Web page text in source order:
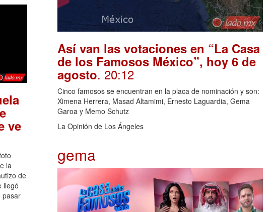
ve
la
de
llegó
pasar
Así van las votaciones en “La Casa
de los Famosos México”, hoy 6 de
agosto. 20:12
Cinco famosos se encuentran en la placa de nominación y son:
Ximena Herrera, Masad Altamimi, Ernesto Laguardia, Gema
Garoa y Memo Schutz
La Opinión de Los Ángeles
gema